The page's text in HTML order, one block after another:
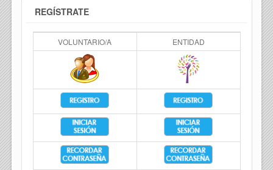
REGÍSTRATE
VOLUNTARIO/A ENTIDAD